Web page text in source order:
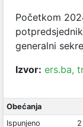
Početkom
generalni
Izvor: ers.ba,
Obećanja
Ispunjeno
2